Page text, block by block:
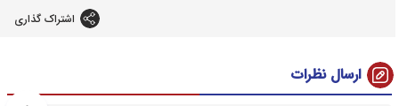
اشتراک گذاری
ارسال نظرات